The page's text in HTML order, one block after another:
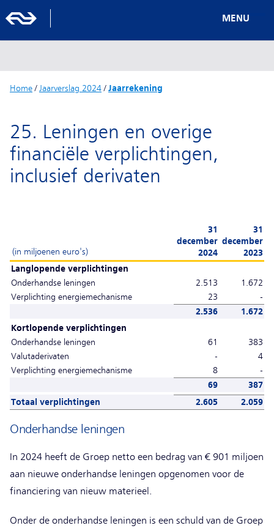
MENU
Home/ Jaarverslag 2024/Jaarrekening
25. Leningen en overige
financiële verplichtingen,
inclusief derivaten
(in miljoenen euro's)
31
december
2024
31
december
2023
Langlopende verplichtingen
Onderhandse leningen
2.513
1.672
Verplichting energiemechanisme
23
-
2.536
1.672
Kortlopende verplichtingen
Onderhandse leningen
61
383
Valutaderivaten
-
4
Verplichting energiemechanisme
8
-
69
387
Totaal verplichtingen
2.605 2.059
Onderhandse leningen
In 2024 heeft de Groep netto een bedrag van € 901 miljoen
aan nieuwe onderhandse leningen opgenomen voor de
financiering van nieuw materieel.
Onder de onderhandse leningen is een schuld van de Groep